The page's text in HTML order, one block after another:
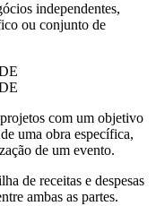
independentes,
ou conjunto de
com um objetivo
uma obra específica,
de um evento.
de receitas e despesas
ambas as partes.